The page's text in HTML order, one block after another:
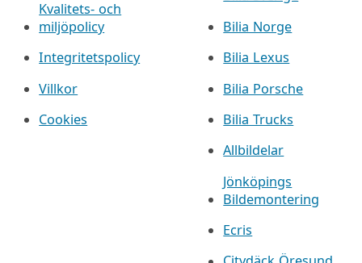
Kvalitets- och
miljöpolicy
Integritetspolicy
Villkor
Cookies
Bilia Norge
Bilia Lexus
Bilia Porsche
Bilia Trucks
Allbildelar
Jönköpings
Bildemontering
Ecris